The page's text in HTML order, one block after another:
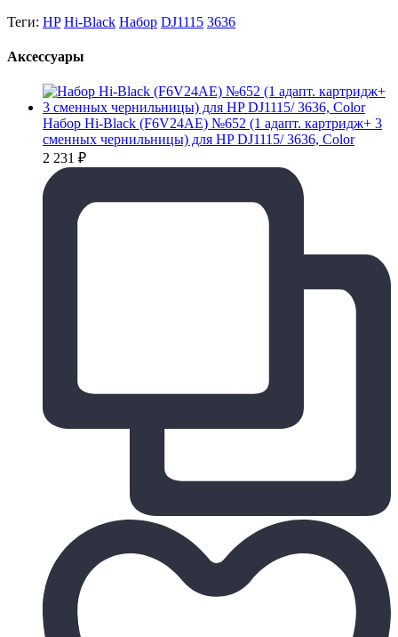
Теги: HP Hi-Black Набор DJ1115 3636
Аксессуары
Набор Hi-Black (F6V24AE) №652 (1 адапт. картридж+ 3
сменных чернильницы) для HP DJ1115/ 3636, Color
2 231 ₽